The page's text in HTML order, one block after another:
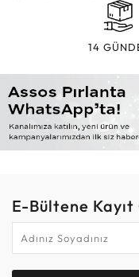
14
E-Bültene Kayıt